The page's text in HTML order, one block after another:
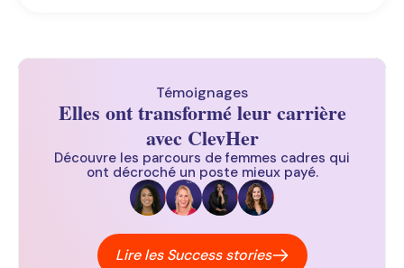
Témoignages
Elles ont transformé leur carrière
avec ClevHer
Découvre les parcours de femmes cadres qui
ont décroché un poste mieux payé.
Lire les Success stories